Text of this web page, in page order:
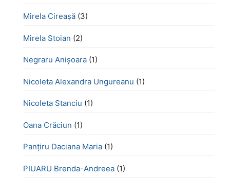
Mirela Cireașă (3)
Mirela Stoian (2)
Negraru Anișoara (1)
Nicoleta Alexandra Ungureanu (1)
Nicoleta Stanciu (1)
Oana Crăciun (1)
Panțiru Daciana Maria (1)
PIUARU Brenda-Andreea (1)